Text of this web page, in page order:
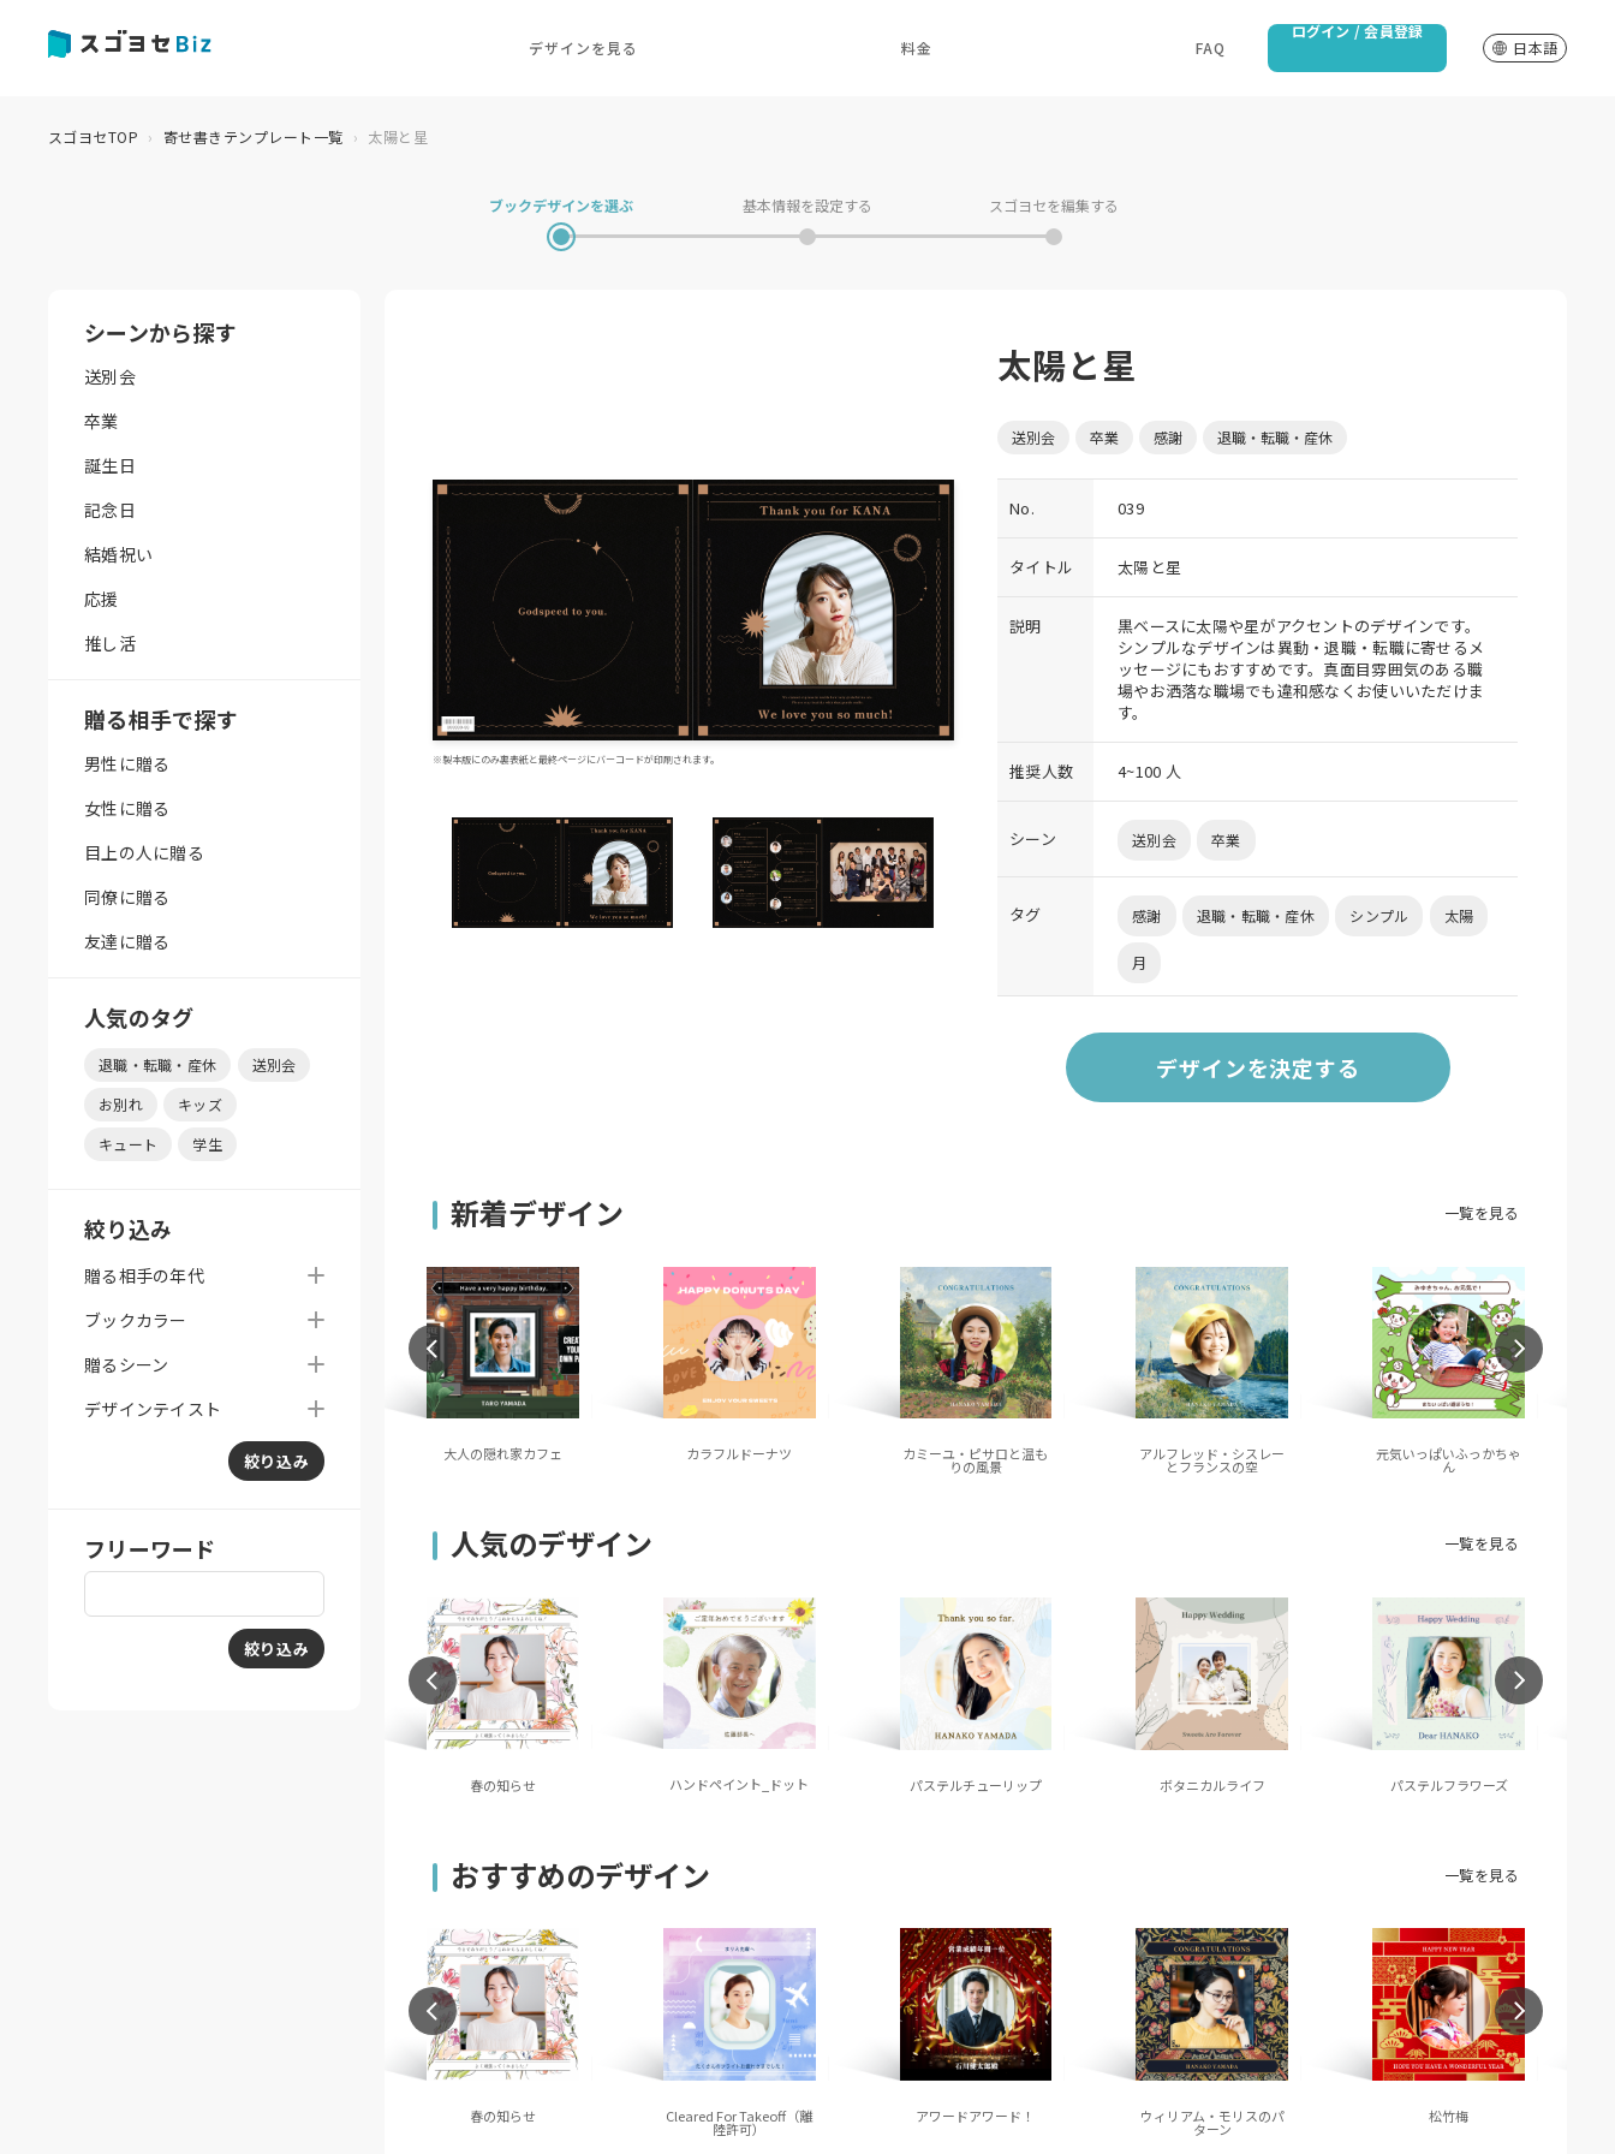
デザインを見る 料金 FAQ 日本語
ログイン / 会員登録
スゴヨセTOP 寄せ書きテンプレート一覧 太陽と星
ブックデザインを選ぶ 基本情報を設定する スゴヨセを編集する
シーンから探す
送別会
卒業
誕生日
記念日
結婚祝い
応援
推し活
贈る相手で探す
男性に贈る
女性に贈る
目上の人に贈る
同僚に贈る
友達に贈る
人気のタグ
退職・転職・産休
送別会
お別れ
キッズ
キュート
学生
絞り込み
贈る相手の年代
ブックカラー
贈るシーン
デザインテイスト
絞り込み
フリーワード
絞り込み
※製本版にのみ裏表紙と最終ページにバーコードが印刷されます。
太陽と星
送別会 卒業 感謝 退職・転職・産休
No. 039
タイトル 太陽と星
説明
黒ベースに太陽や星がアクセントのデザインです。
シンプルなデザインは異動・退職・転職に寄せるメ
ッセージにもおすすめです。真面目雰囲気のある職
場やお洒落な職場でも違和感なくお使いいただけま
す。
推奨人数 4~100 人
シーン 送別会 卒業
タグ 感謝 退職・転職・産休 シンプル 太陽
月
デザインを決定する
新着デザイン 一覧を見る
TONES（グリーン無地） 大人の隠れ家カフェ カラフルドーナツ カミーユ・ピサロと温も
りの風景
アルフレッド・シスレー
とフランスの空
元気いっぱいふっかちゃ
ん
人気のデザイン 一覧を見る
春の知らせ ハンドペイント_ドット パステルチューリップ ボタニカルライフ パステルフラワーズ
おすすめのデザイン 一覧を見る
春の知らせ Cleared For Takeoff（離
陸許可）
アワードアワード！ ウィリアム・モリスのパ
ターン
松竹梅